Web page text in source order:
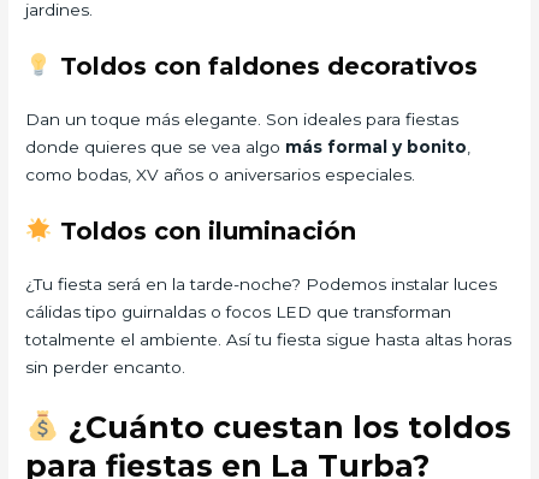
jardines.
Toldos con faldones decorativos
Dan un toque más elegante. Son ideales para fiestas
donde quieres que se vea algo más formal y bonito
como bodas, XV años o aniversarios especiales.
Toldos con iluminación
¿Tu fiesta será en la tarde-noche? Podemos instalar luces
cálidas tipo guirnaldas o focos LED que transforman
totalmente el ambiente. Así tu fiesta sigue hasta altas horas
sin perder encanto.
¿Cuánto cuestan los toldos
para fiestas en La Turba?